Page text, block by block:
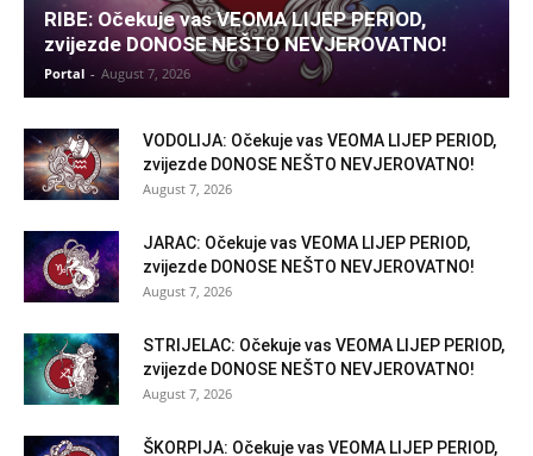
RIBE: Očekuje vas VEOMA LIJEP PERIOD,
zvijezde DONOSE NEŠTO NEVJEROVATNO!
Portal - August 7, 2026
VODOLIJA: Očekuje vas VEOMA LIJEP PERIOD,
zvijezde DONOSE NEŠTO NEVJEROVATNO!
August 7, 2026
JARAC: Očekuje vas VEOMA LIJEP PERIOD,
zvijezde DONOSE NEŠTO NEVJEROVATNO!
August 7, 2026
STRIJELAC: Očekuje vas VEOMA LIJEP PERIOD,
zvijezde DONOSE NEŠTO NEVJEROVATNO!
August 7, 2026
ŠKORPIJA: Očekuje vas VEOMA LIJEP PERIOD,